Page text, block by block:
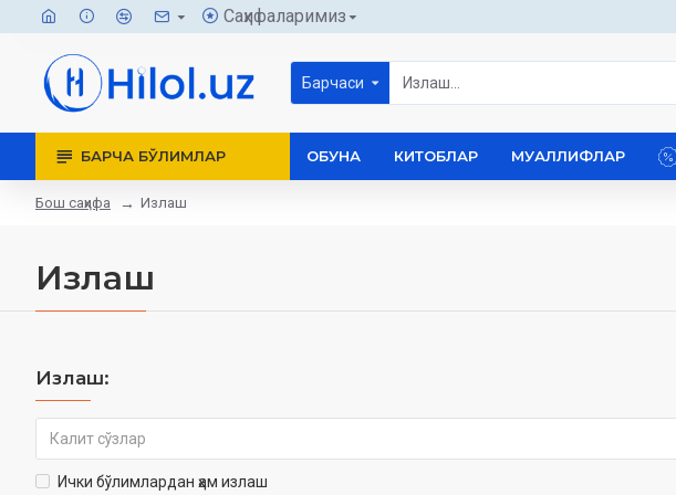
Саҳифаларимиз
Барчаси
БАРЧА БЎЛИМЛАР ОБУНА КИТОБЛАР МУАЛЛИФЛАР
Бош саҳифа Излаш
Излаш
Излаш:
Ички бўлимлардан ҳам излаш